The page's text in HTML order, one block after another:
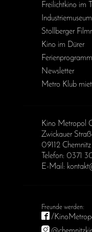
Freilichtkino im
Stollberger
Kino im Dürer
Ferienprogramm
Newsletter
Metro Klub
Kino Metropol
Zwickauer
09112 Chemnitz
Telefon: 0371
E-Mail:
/